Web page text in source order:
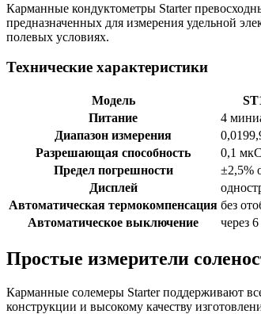
Карманные кондуктометры Starter
предназначенных для измерения удельной
полевых условиях.
Технические характеристики
Модель
Питание
4
Диапазон измерения
Разрешающая способность
0,1
Предел погрешности
±2,5%
Дисплей
Автоматическая термокомпенсация без
Автоматическое выключение
через
Простые измерители
Карманные солемеры Starter поддерживают
конструкции и высокому качеству